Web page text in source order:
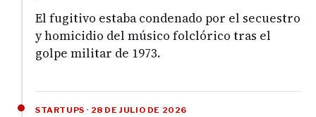
El fugitivo estaba condenado por el secuestro
y homicidio del músico folclórico tras el
golpe militar de 1973.
STARTUPS · 28 DE JULIO DE 2026